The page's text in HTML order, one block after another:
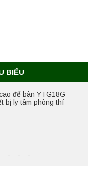
BIỂU
để bàn YTG18G
bị ly tâm phòng thí
để bàn YKL04A